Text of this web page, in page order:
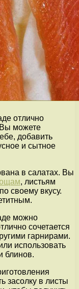
отлично
Вы можете
добавить
и сытное
в салатах. Вы
, листьям
своему вкусу.
можно
сочетается
гарнирами.
использовать
блинов.
засолку в листы